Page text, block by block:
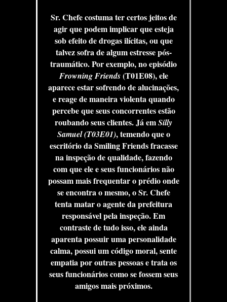
Sr. Chefe costuma ter certos jeitos de
agir que podem implicar que esteja
sob efeito de drogas ilícitas, ou que
talvez sofra de algum estresse pós-
traumático. Por exemplo, no episódio
Frowning Friends(T01E08), ele
aparece estar sofrendo de alucinações,
e reage de maneira violenta quando
percebe que seus concorrentes estão
roubando seus clientes. Já emSilly
Samuel (T03E01), temendo que o
escritório da Smiling Friends fracasse
na inspeção de qualidade, fazendo
com que ele e seus funcionários não
possam mais frequentar o prédio onde
se encontra o mesmo, o Sr. Chefe
tenta matar o agente da prefeitura
responsável pela inspeção. Em
contraste de tudo isso, ele ainda
aparenta possuir uma personalidade
calma, possui um código moral, sente
empatia por outras pessoas e trata os
seus funcionários como se fossem seus
amigos mais próximos.